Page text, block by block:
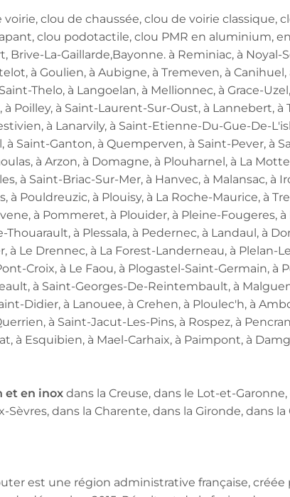
clou de chaussée, clou de voirie classique,
clou podotactile, clou PMR en aluminium,
Brive-La-Gaillarde,Bayonne. à Reminiac, à Noyal-
à Goulien, à Aubigne, à Tremeven, à Canihuel,
Thelo, à Langoelan, à Mellionnec, à Grace-
Poilley, à Saint-Laurent-Sur-Oust, à Lannebert, à
à Lanarvily, à Saint-Etienne-Du-Gue-De-
Saint-Ganton, à Quemperven, à Saint-Pever, à
à Arzon, à Domagne, à Plouharnel, à La
à Saint-Briac-Sur-Mer, à Hanvec, à Malansac, à
Pouldreuzic, à Plouisy, à La Roche-Maurice, à
à Pommeret, à Plouider, à Pleine-Fougeres,
à Plessala, à Pedernec, à Landaul, à
Le Drennec, à La Forest-Landerneau, à Plelan-
Croix, à Le Faou, à Plogastel-Saint-Germain, à
à Saint-Georges-De-Reintembault, à
Didier, à Lanouee, à Crehen, à Ploulec'h, à
à Saint-Jacut-Les-Pins, à Rospez, à
à Esquibien, à Mael-Carhaix, à Paimpont, à
et en inoxdans la Creuse, dans le Lot-et-
dans la Charente, dans la Gironde, dans
est une région administrative française, créée